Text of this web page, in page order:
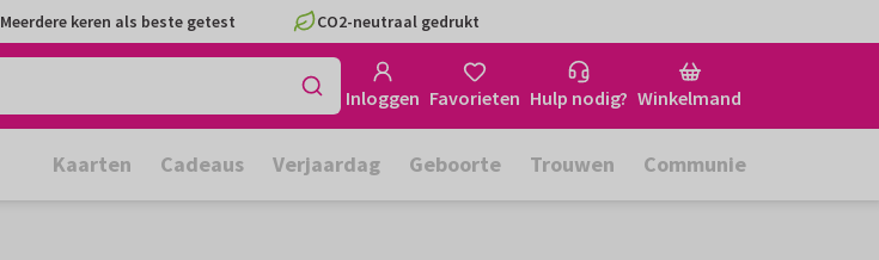
Meerdere keren als beste getest CO2-neutraal gedrukt
Inloggen Favorieten Hulp nodig? Winkelmand
Kaarten Cadeaus Verjaardag Geboorte Trouwen Communie